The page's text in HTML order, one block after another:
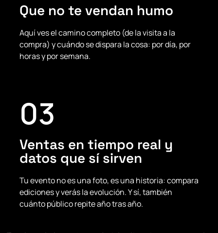
Que no te vendan humo
Aquí ves el camino completo (de la visita a la
compra) y cuándo se dispara la cosa: por día, por
horas y por semana.
03
Ventas en tiempo real y
datos que sí sirven
Tu evento no es una foto, es una historia: compara
ediciones y verás la evolución. Y sí, también
cuánto público repite año tras año.